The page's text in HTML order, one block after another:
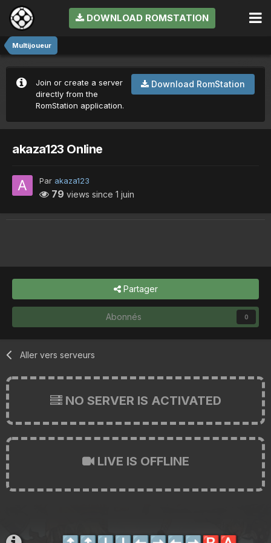
DOWNLOAD ROMSTATION
Multijoueur
Download RomStation
Join or create a server
directly from the
RomStation application.
akaza123 Online
Par akaza123
79 views since 1 juin
Partager
Abonnés 0
Aller vers serveurs
NO SERVER IS ACTIVATED
LIVE IS OFFLINE